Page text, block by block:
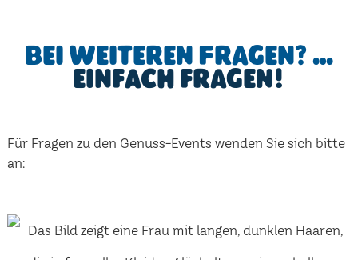
Bei weiteren Fragen? …
einfach fragen!
Für Fragen zu den Genuss-Events wenden Sie sich bitte
an: